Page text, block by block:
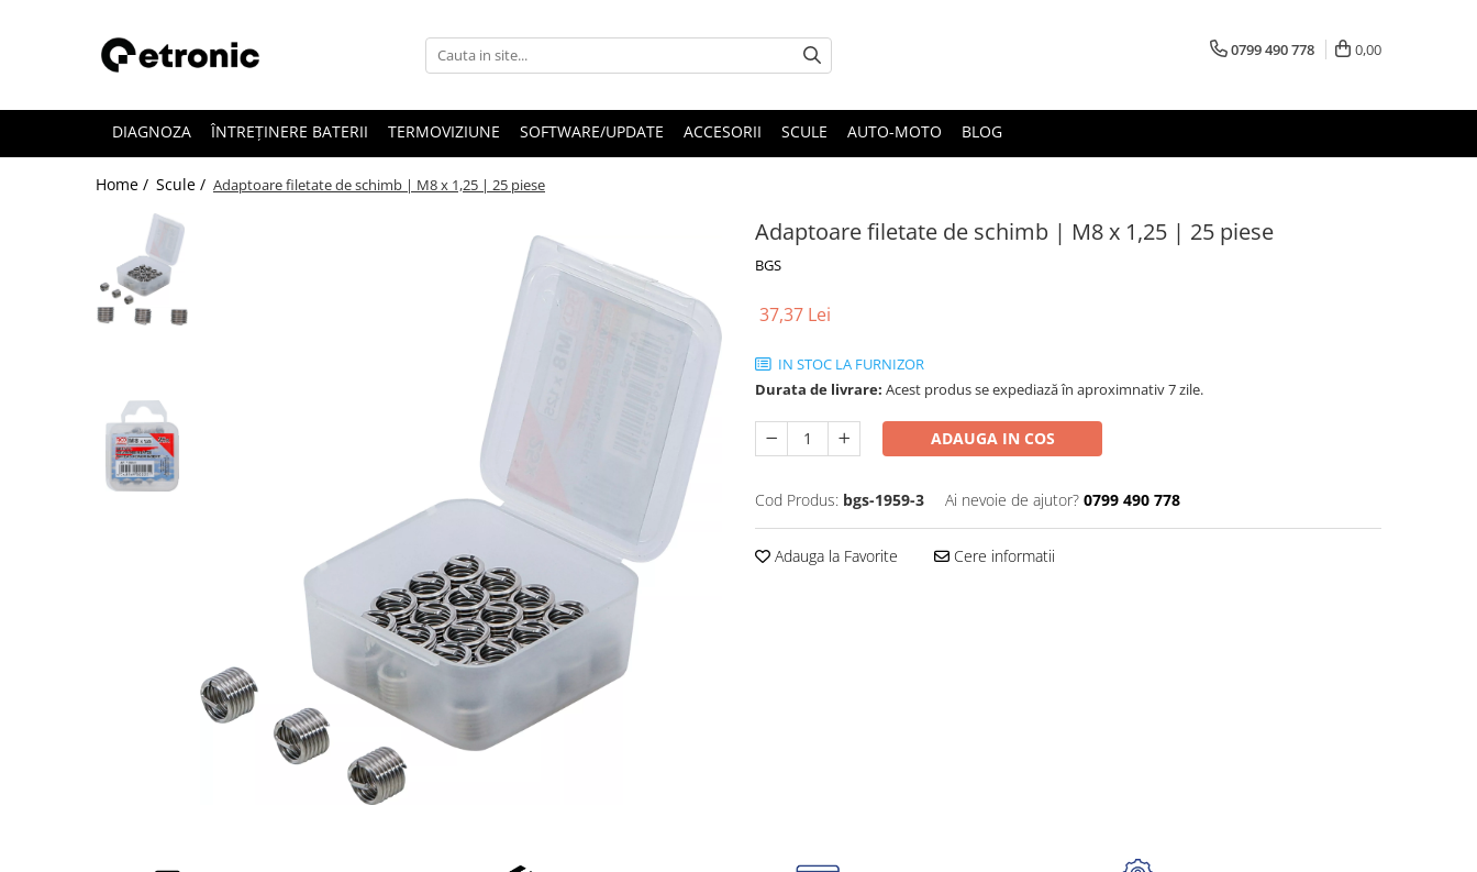
0799 490 778 0,00
DIAGNOZA ÎNTREȚINERE BATERII TERMOVIZIUNE SOFTWARE/UPDATE ACCESORII SCULE AUTO-MOTO BLOG
Home / Scule / Adaptoare filetate de schimb | M8 x 1,25 | 25 piese
Adaptoare filetate de schimb | M8 x 1,25 | 25 piese
BGS
37,37 Lei
IN STOC LA FURNIZOR
Durata de livrare: Acest produs se expediază în aproximnativ 7 zile.
ADAUGA IN COS
Cod Produs: bgs-1959-3 Ai nevoie de ajutor? 0799 490 778
Adauga la Favorite Cere informatii